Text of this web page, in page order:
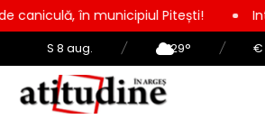
S 8 aug. / 29° / €
Pitești! Intrare GRATUITĂ